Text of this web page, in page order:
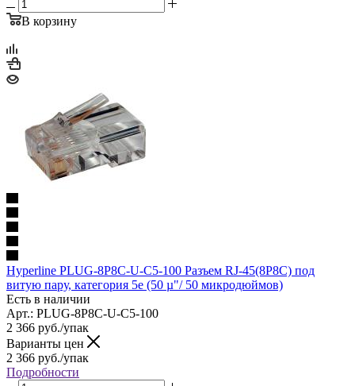
В корзину
Hyperline PLUG-8P8C-U-C5-100 Разъем RJ-45(8P8C) под
витую пару, категория 5e (50 µ"/ 50 микродюймов)
Есть в наличии
Арт.: PLUG-8P8C-U-C5-100
2 366 руб./упак
Варианты цен
2 366 руб./упак
Подробности